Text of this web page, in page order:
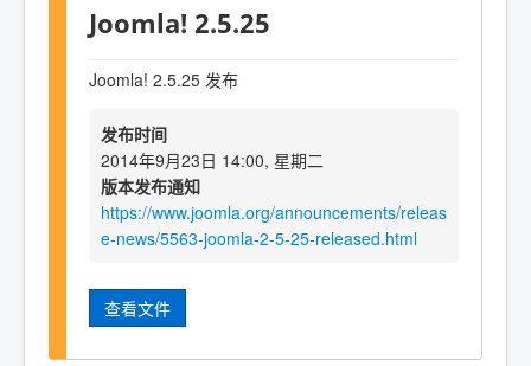
Joomla! 2.5.25
Joomla! 2.5.25 发布
发布时间
2014年9月23日 14:00, 星期二
版本发布通知
https://www.joomla.org/announcements/releas
e-news/5563-joomla-2-5-25-released.html
查看文件